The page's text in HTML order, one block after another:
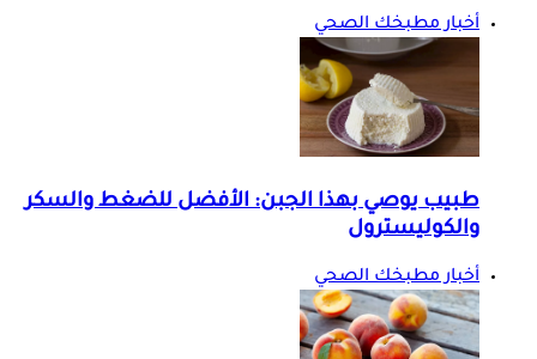
أخبار مطبخك الصحي
طبيب يوصي بهذا الجبن: الأفضل للضغط والسكر
والكوليسترول
أخبار مطبخك الصحي